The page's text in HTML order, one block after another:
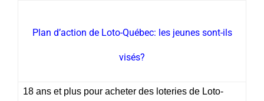
Plan d’action de Loto-Québec: les jeunes sont-ils
visés?
18 ans et plus pour acheter des loteries de Loto-